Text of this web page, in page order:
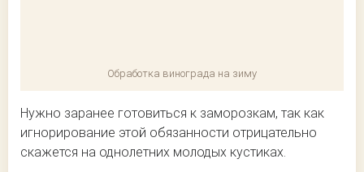
Обработка винограда на зиму
Нужно заранее готовиться к заморозкам, так как
игнорирование этой обязанности отрицательно
скажется на однолетних молодых кустиках.